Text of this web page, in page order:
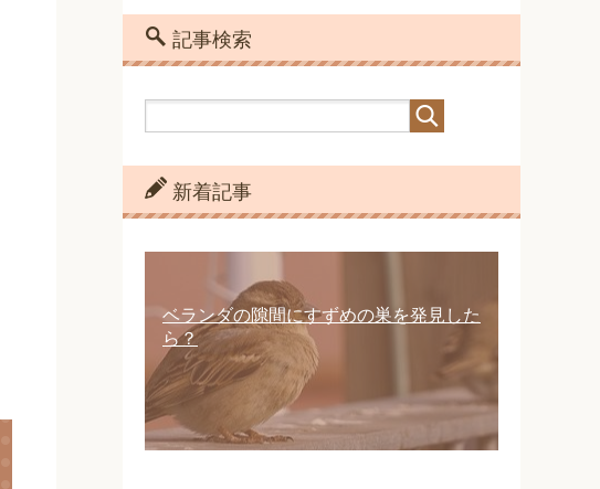
記事検索
新着記事
ベランダの隙間にすずめの巣を発見した
ら？